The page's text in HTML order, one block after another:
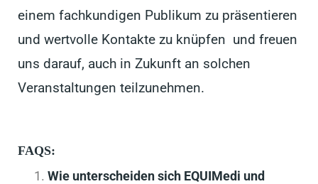
einem fachkundigen Publikum zu präsentieren
und wertvolle Kontakte zu knüpfen und freuen
uns darauf, auch in Zukunft an solchen
Veranstaltungen teilzunehmen.
FAQS:
Wie unterscheiden sich EQUIMedi und